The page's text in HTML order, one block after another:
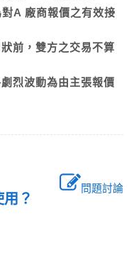
A 廠商報價之有效接
前，雙方之交易不算
烈波動為由主張報價
問題討論
用？